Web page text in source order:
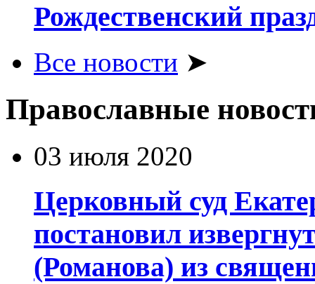
Рождественский
Все новости ➤
Православные
03 июля 2020
Церковный суд
постановил
(Романова) из